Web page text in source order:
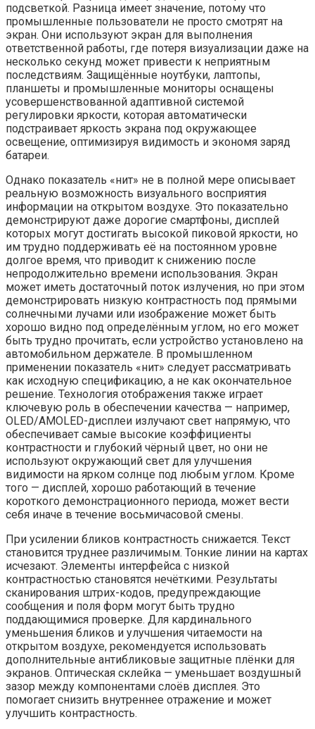
подсветкой. Разница имеет значение, потому что
промышленные пользователи не просто смотрят на
экран. Они используют экран для выполнения
ответственной работы, где потеря визуализации даже на
несколько секунд может привести к неприятным
последствиям. Защищённые ноутбуки, лаптопы,
планшеты и промышленные мониторы оснащены
усовершенствованной адаптивной системой
регулировки яркости, которая автоматически
подстраивает яркость экрана под окружающее
освещение, оптимизируя видимость и экономя заряд
батареи.
Однако показатель «нит» не в полной мере описывает
реальную возможность визуального восприятия
информации на открытом воздухе. Это показательно
демонстрируют даже дорогие смартфоны, дисплей
которых могут достигать высокой пиковой яркости, но
им трудно поддерживать её на постоянном уровне
долгое время, что приводит к снижению после
непродолжительно времени использования. Экран
может иметь достаточный поток излучения, но при этом
демонстрировать низкую контрастность под прямыми
солнечными лучами или изображение может быть
хорошо видно под определённым углом, но его может
быть трудно прочитать, если устройство установлено на
автомобильном держателе. В промышленном
применении показатель «нит» следует рассматривать
как исходную спецификацию, а не как окончательное
решение. Технология отображения также играет
ключевую роль в обеспечении качества — например,
OLED/AMOLED-дисплеи излучают свет напрямую, что
обеспечивает самые высокие коэффициенты
контрастности и глубокий чёрный цвет, но они не
используют окружающий свет для улучшения
видимости на ярком солнце под любым углом. Кроме
того — дисплей, хорошо работающий в течение
короткого демонстрационного периода, может вести
себя иначе в течение восьмичасовой смены.
При усилении бликов контрастность снижается. Текст
становится труднее различимым. Тонкие линии на картах
исчезают. Элементы интерфейса с низкой
контрастностью становятся нечёткими. Результаты
сканирования штрих-кодов, предупреждающие
сообщения и поля форм могут быть трудно
поддающимися проверке. Для кардинального
уменьшения бликов и улучшения читаемости на
открытом воздухе, рекомендуется использовать
дополнительные антибликовые защитные плёнки для
экранов. Оптическая склейка — уменьшает воздушный
зазор между компонентами слоёв дисплея. Это
помогает снизить внутреннее отражение и может
улучшить контрастность.